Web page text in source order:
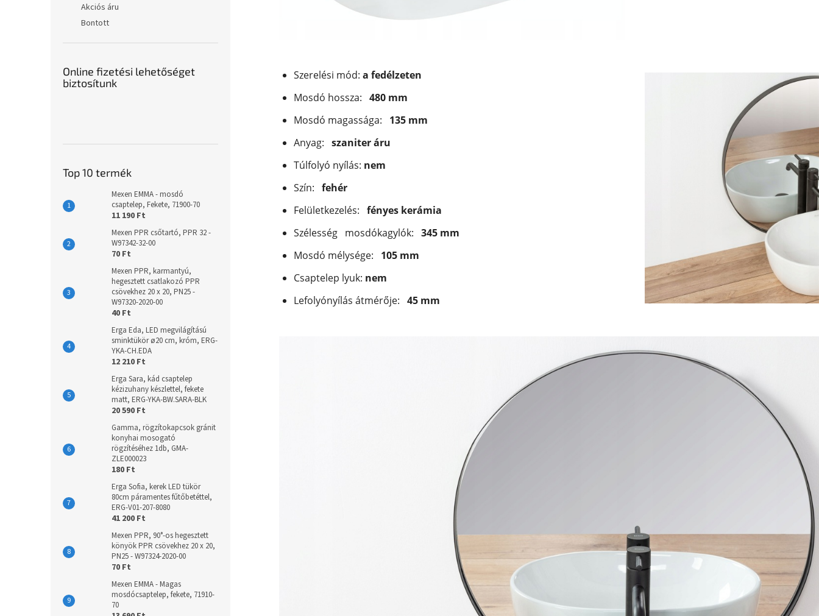
Akciós áru
Bontott
Online fizetési lehetőséget
biztosítunk
Top 10 termék
Mexen EMMA - mosdó
csaptelep, Fekete, 71900-70
11 190 Ft
Mexen PPR csőtartó, PPR 32 -
W97342-32-00
70 Ft
Mexen PPR, karmantyú,
hegesztett csatlakozó PPR
csövekhez 20 x 20, PN25 -
W97320-2020-00
40 Ft
Erga Eda, LED megvilágítású
sminktükör ø20 cm, króm, ERG-
YKA-CH.EDA
12 210 Ft
Erga Sara, kád csaptelep
kézizuhany készlettel, fekete
matt, ERG-YKA-BW.SARA-BLK
20 590 Ft
Gamma, rögzítokapcsok gránit
konyhai mosogató
rögzítéséhez 1db, GMA-
ZLE000023
180 Ft
Erga Sofia, kerek LED tükör
80cm páramentes fűtőbetéttel,
ERG-V01-207-8080
41 200 Ft
Mexen PPR, 90°-os hegesztett
könyök PPR csövekhez 20 x 20,
PN25 - W97324-2020-00
70 Ft
Mexen EMMA - Magas
mosdócsaptelep, fekete, 71910-
70
Szerelési mód: a fedélzeten
Mosdó hossza: 480 mm
Mosdó magassága:
135 mm
Anyag: szaniter áru
Túlfolyó nyílás: nem
Szín: fehér
Felületkezelés: fényes kerámia
Szélesség mosdókagylók: 345 mm
Mosdó mélysége:
105 mm
Csaptelep lyuk: nem
Lefolyónyílás átmérője: 45 mm